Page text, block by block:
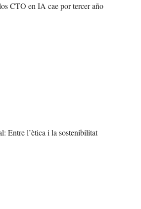
CTO en IA cae por tercer año
Entre l’ètica i la sostenibilitat